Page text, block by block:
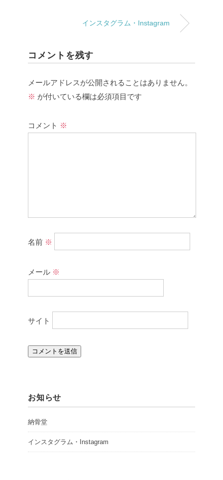
インスタグラム・Instagram
コメントを残す
メールアドレスが公開されることはありません。
※ が付いている欄は必須項目です
コメント ※
名前 ※
メール ※
サイト
お知らせ
納骨堂
インスタグラム・Instagram